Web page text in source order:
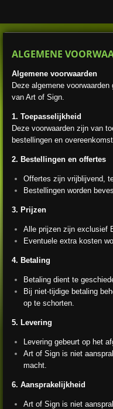
direct
naar
hoofdinhoud
ALGEMENE
Algemene voorwaarden
Deze algemene
van Art of Sign.
1. Toepasselijkheid
Deze voorwaarden zijn van
bestellingen en
2. Bestellingen en offertes
Offertes zijn vrijblijvend,
Bestellingen worden
3. Prijzen
Alle prijzen zijn exclusief
Eventuele extra kosten
4. Betaling
Betaling dient te
Bij niet-tijdige betaling
op te schorten.
5. Levering
Levering gebeurt op het
Art of Sign is niet
macht.
6. Aansprakelijkheid
Art of Sign is niet